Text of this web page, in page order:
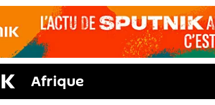
Afrique